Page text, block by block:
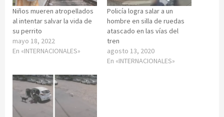
Niños mueren atropellados
al intentar salvar la vida de
su perrito
mayo 18, 2022
En «INTERNACIONALES»
Policía logra salar a un
hombre en silla de ruedas
atascado en las vías del
tren
agosto 13, 2020
En «INTERNACIONALES»